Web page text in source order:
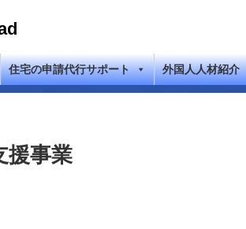
住宅の申請代行サポート 外国人人材紹介
援事業